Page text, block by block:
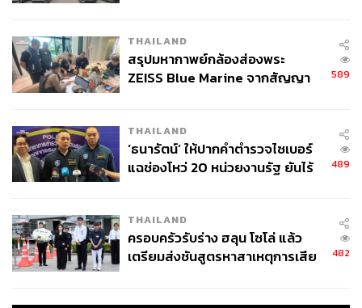
THAILAND
สรุปมหากาพย์กล้องส่องพระ
ZEISS Blue Marine จากสัญญา
จ่ายหนี้-แอบระบุแบรนด์
589
THAILAND
‘ธนารัตน์’ ให้ปากคำตำรวจไซเบอร์
แฉช่องโหว่ 20 หน่วยงานรัฐ ยันไร้
489
THAILAND
ครอบครัวรับร่าง ฮลุน โซโล่ แล้ว
เตรียมส่งชันสูตรหาสาเหตุการเสีย
482